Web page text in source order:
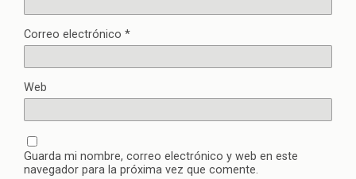
Correo electrónico *
Web
Guarda mi nombre, correo electrónico y web en este
navegador para la próxima vez que comente.